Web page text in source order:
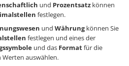
und Prozentsatz können
festlegen.
und Währungkönnen Sie
festlegen und eines der
und das Formatfür die
Werten auswählen.